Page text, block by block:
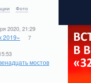
Фото
2020, 21:29
2019» 7
мостов